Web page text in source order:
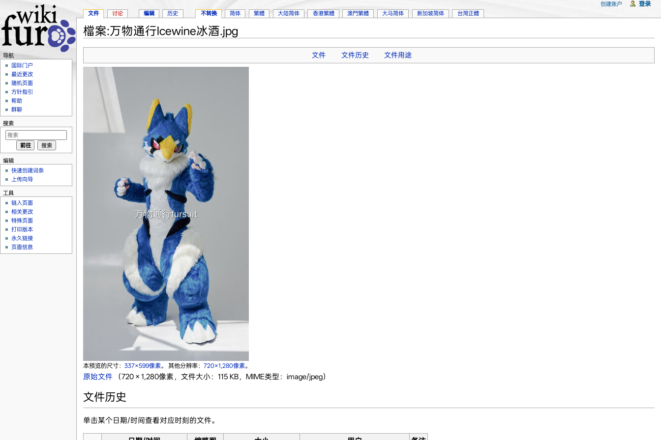
檔案:万物通行Icewine冰酒.jpg
文件 文件历史 文件用途
本预览的尺寸： 337×599像素。 其他分辨率： 720×1,280像素。
原始文件‎ （720 × 1,280像素，文件大小：115 KB，MIME类型：image/jpeg）
文件历史
单击某个日期/时间查看对应时刻的文件。
文件 讨论 编辑 历史 不转换 简体 繁體 大陆简体 香港繁體 澳門繁體 大马简体 新加坡简体 台灣正體
创建账户 登录
导航
国际门户
最近更改
随机页面
方针指引
帮助
群聊
搜索
编辑
快速创建词条
上传向导
工具
链入页面
相关更改
特殊页面
打印版本
永久链接
页面信息